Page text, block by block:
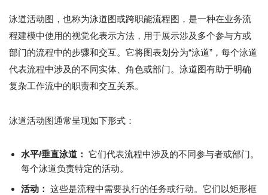
泳道活动图，也称为泳道图或跨职能流程图，是一种在业务流
程建模中使用的视觉化表示方法，用于展示涉及多个参与方或
部门的流程中的步骤和交互。它将图表划分为“泳道”，每个泳道
代表流程中涉及的不同实体、角色或部门。泳道图有助于明确
复杂工作流中的职责和交互关系。
泳道活动图通常呈现如下形式：
水平/垂直泳道： 它们代表流程中涉及的不同参与者或部门。
每个泳道负责特定的活动。
活动： 这些是流程中需要执行的任务或行动。它们以矩形框